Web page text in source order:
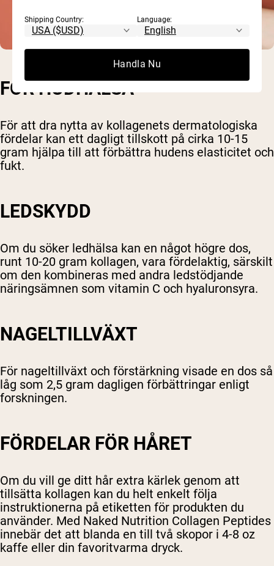
FÖR HUDHÄLSA
För att dra nytta av kollagenets dermatologiska
fördelar kan ett dagligt tillskott på cirka 10-15
gram hjälpa till att förbättra hudens elasticitet och
fukt.
LEDSKYDD
Om du söker ledhälsa kan en något högre dos,
runt 10-20 gram kollagen, vara fördelaktig, särskilt
om den kombineras med andra ledstödjande
näringsämnen som vitamin C och hyaluronsyra.
NAGELTILLVÄXT
För nageltillväxt och förstärkning visade en dos så
låg som 2,5 gram dagligen förbättringar enligt
forskningen.
FÖRDELAR FÖR HÅRET
Om du vill ge ditt hår extra kärlek genom att
tillsätta kollagen kan du helt enkelt följa
instruktionerna på etiketten för produkten du
använder. Med Naked Nutrition Collagen Peptides
innebär det att blanda en till två skopor i 4-8 oz
kaffe eller din favoritvarma dryck.
Shipping Country: Language:
Handla Nu